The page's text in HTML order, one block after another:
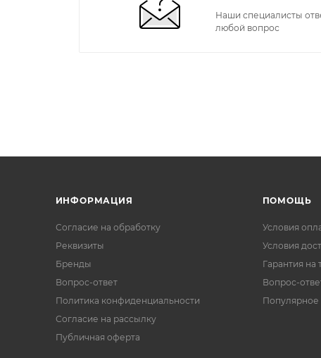
Наши специалисты
любой вопрос
ИНФОРМАЦИЯ
Согласие на обработку
Реквизиты
Бренды
Вопрос-ответ
Политика конфиденциальности
Согласие на рассылку
Публичная оферта
ПОМОЩЬ
Условия
Условия
Гарантия на
Вопрос-
Популярное